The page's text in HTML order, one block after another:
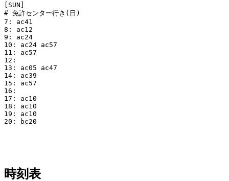
[SUN]
# 免許センター行き(日)
7: ac41
8: ac12
9: ac24
10: ac24 ac57
11: ac57
12:
13: ac05 ac47
14: ac39
15: ac57
16:
17: ac10
18: ac10
19: ac10
20: bc20
時刻表